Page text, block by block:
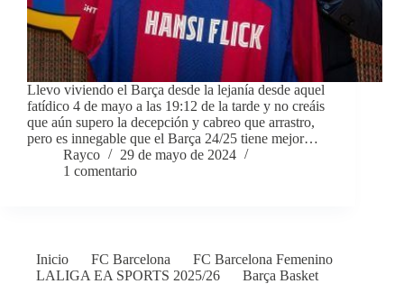
Llevo viviendo el Barça desde la lejanía desde aquel
fatídico 4 de mayo a las 19:12 de la tarde y no creáis
que aún supero la decepción y cabreo que arrastro,
pero es innegable que el Barça 24/25 tiene mejor…
Rayco
29 de mayo de 2024
1 comentario
Inicio FC Barcelona
FC Barcelona Femenino
LALIGA EA SPORTS 2025/26
Barça Basket